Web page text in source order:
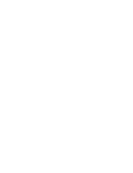
als digitale Helfer
Haustür